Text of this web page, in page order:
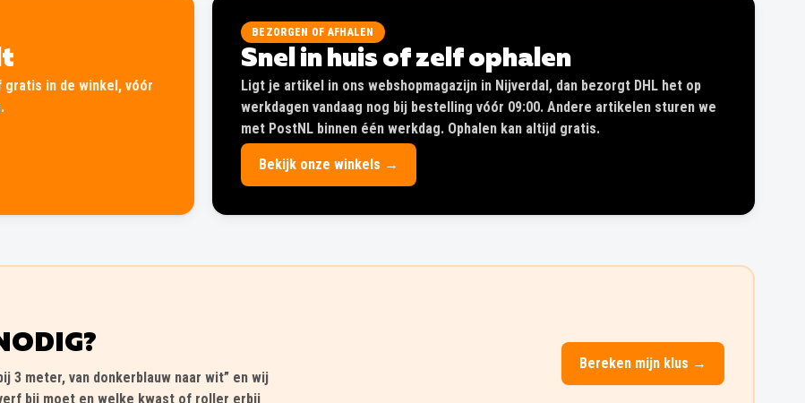
gratis in de winkel, vóór
BEZORGEN OF AFHALEN
Snel in huis of zelf ophalen
Ligt je artikel in ons webshopmagazijn in Nijverdal, dan bezorgt DHL het op
werkdagen vandaag nog bij bestelling vóór 09:00. Andere artikelen sturen we
met PostNL binnen één werkdag. Ophalen kan altijd gratis.
Bekijk onze winkels →
3 meter, van donkerblauw naar wit” en wij
bij moet en welke kwast of roller erbij
Bereken mijn klus →